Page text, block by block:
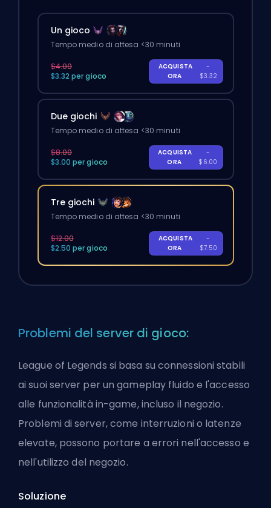
Un gioco
Tempo medio di attesa <30 minuti
$4.00
$3.32 per gioco
ACQUISTA
ORA
-
$3.32
Due giochi
Tempo medio di attesa <30 minuti
$8.00
$3.00 per gioco
ACQUISTA
ORA
-
$6.00
Tre giochi
Tempo medio di attesa <30 minuti
$12.00
$2.50 per gioco
ACQUISTA
ORA
-
$7.50
Problemi del server di gioco:
League of Legends si basa su connessioni stabili
ai suoi server per un gameplay fluido e l'accesso
alle funzionalità in-game, incluso il negozio.
Problemi di server, come interruzioni o latenze
elevate, possono portare a errori nell'accesso e
nell'utilizzo del negozio.
Soluzione